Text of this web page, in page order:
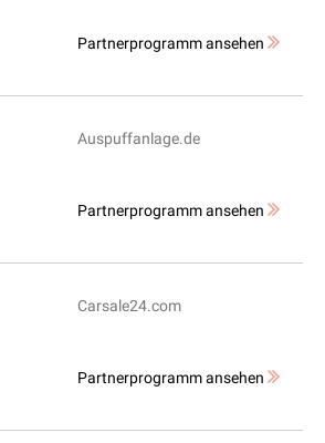
Partnerprogramm ansehen
Auspuffanlage.de
Partnerprogramm ansehen
Carsale24.com
Partnerprogramm ansehen